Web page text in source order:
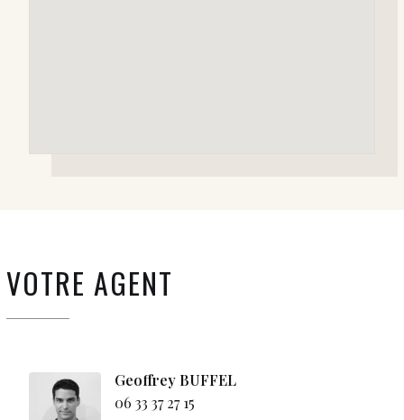
VOTRE AGENT
Geoffrey BUFFEL
06 33 37 27 15